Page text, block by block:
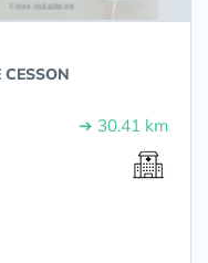
➔ 30.41 km